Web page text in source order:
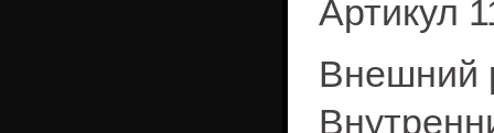
Артикул
Внешний